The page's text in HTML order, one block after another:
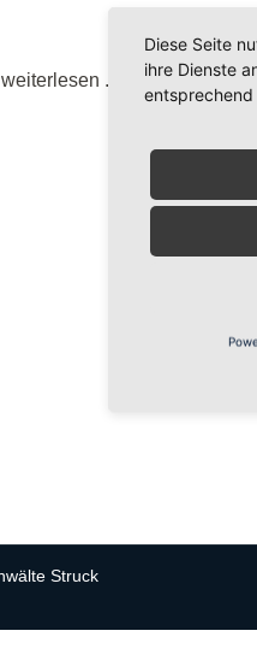
weiterlesen ...
Struck
Diese Seite
ihre Dienste